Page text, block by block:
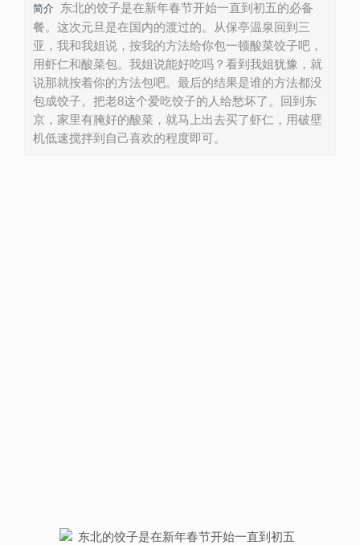
简介
东北的饺子是在新年春节开始一直到初五的必备
餐。这次元旦是在国内的渡过的。从保亭温泉回到三
亚，我和我姐说，按我的方法给你包一顿酸菜饺子吧，
用虾仁和酸菜包。我姐说能好吃吗？看到我姐犹豫，就
说那就按着你的方法包吧。最后的结果是谁的方法都没
包成饺子。把老8这个爱吃饺子的人给愁坏了。回到东
京，家里有腌好的酸菜，就马上出去买了虾仁，用破壁
机低速搅拌到自己喜欢的程度即可。